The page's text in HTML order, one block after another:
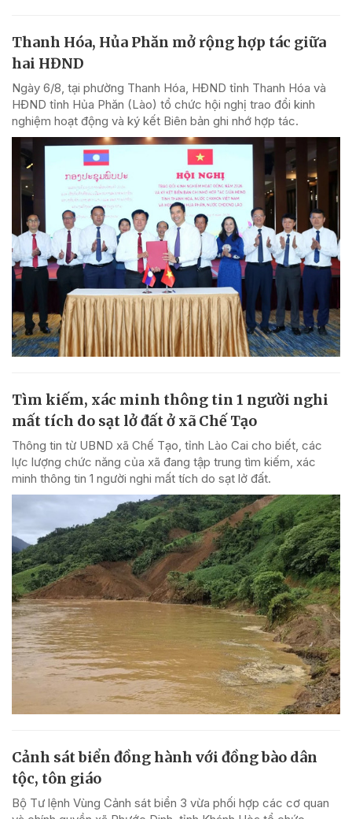
Thanh Hóa, Hủa Phăn mở rộng hợp tác giữa
hai HĐND
Ngày 6/8, tại phường Thanh Hóa, HĐND tỉnh Thanh Hóa và
HĐND tỉnh Hủa Phăn (Lào) tổ chức hội nghị trao đổi kinh
nghiệm hoạt động và ký kết Biên bản ghi nhớ hợp tác.
Tìm kiếm, xác minh thông tin 1 người nghi
mất tích do sạt lở đất ở xã Chế Tạo
Thông tin từ UBND xã Chế Tạo, tỉnh Lào Cai cho biết, các
lực lượng chức năng của xã đang tập trung tìm kiếm, xác
minh thông tin 1 người nghi mất tích do sạt lở đất.
Cảnh sát biển đồng hành với đồng bào dân
tộc, tôn giáo
Bộ Tư lệnh Vùng Cảnh sát biển 3 vừa phối hợp các cơ quan